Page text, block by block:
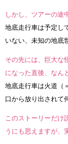
しかし、ツアーの途
地底走行車は予定し
いない、未知の地底
その先には、巨大な
になった直後、なん
地底走行車は火道（
口から放り出されて
このストーリーだけ
うにも思えますが、